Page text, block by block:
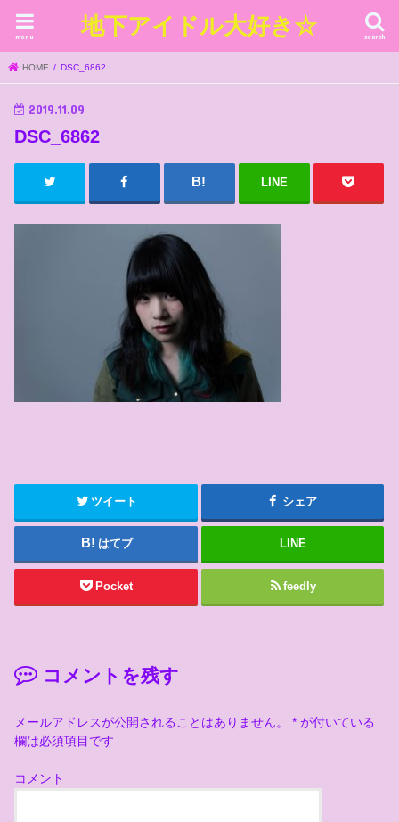
地下アイドル大好き☆ search
menu
HOME DSC_6862
2019.11.09
DSC_6862
LINE
ツイート シェア
はてブ LINE
Pocket feedly
コメントを残す
メールアドレスが公開されることはありません。 * が付いている
欄は必須項目です
コメント